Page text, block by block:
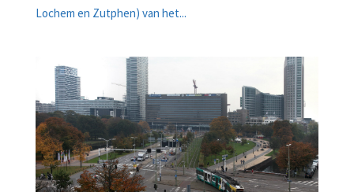
Lochem en Zutphen) van het...